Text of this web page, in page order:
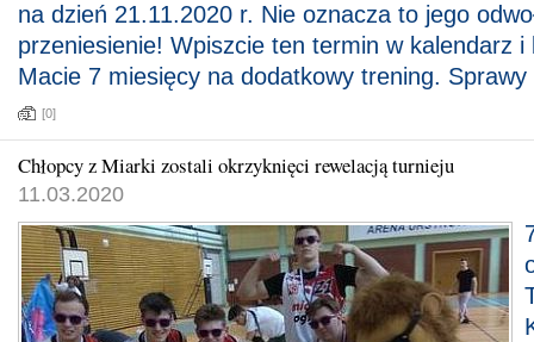
na dzień 21.11.2020 r. Nie oznacza to jego
przeniesienie! Wpiszcie ten termin w kalendarz i
Macie 7 miesięcy na dodatkowy trening.
[0]
Chłopcy z Miarki zostali okrzyknięci rewelacją turnieju
11.03.2020